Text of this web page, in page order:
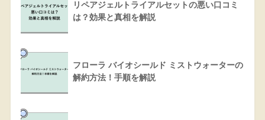
リペアジェルトライアルセットの悪い口コミ
は？効果と真相を解説
フローラ バイオシールド ミストウォーターの
解約方法！手順を解説